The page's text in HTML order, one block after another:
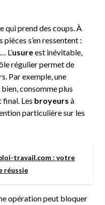
qui prend des coups. À
s’en ressentent :
L’usureest inévitable,
régulier permet de
Par exemple, une
consomme plus
final. Les broyeurs à
particulière sur les
travail.com : votre
réussie
opération peut bloquer